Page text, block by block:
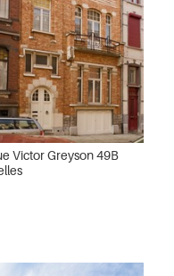
Victor Greyson 49B